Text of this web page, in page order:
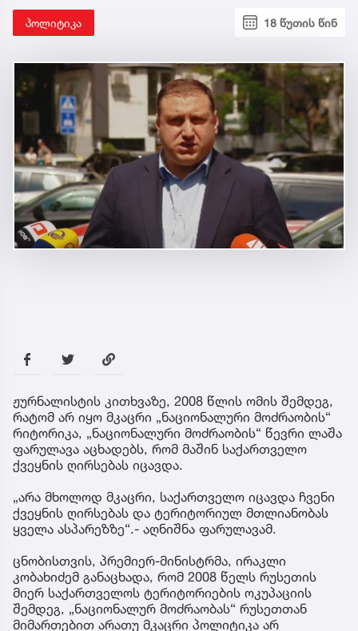
პოლიტიკა 18 წუთის წინ
ჟურნალისტის კითხვაზე, 2008 წლის ომის შემდეგ,
რატომ არ იყო მკაცრი „ნაციონალური მოძრაობის“
რიტორიკა, „ნაციონალური მოძრაობის“ წევრი ლაშა
ფარულავა აცხადებს, რომ მაშინ საქართველო
ქვეყნის ღირსებას იცავდა.
„არა მხოლოდ მკაცრი, საქართველო იცავდა ჩვენი
ქვეყნის ღირსებას და ტერიტორიულ მთლიანობას
ყველა ასპარეზზე“.- აღნიშნა ფარულავამ.
ცნობისთვის, პრემიერ-მინისტრმა, ირაკლი
კობახიძემ განაცხადა, რომ 2008 წელს რუსეთის
მიერ საქართველოს ტერიტორიების ოკუპაციის
შემდეგ, „ნაციონალურ მოძრაობას“ რუსეთთან
მიმართებით არათუ მკაცრი პოლიტიკა არ